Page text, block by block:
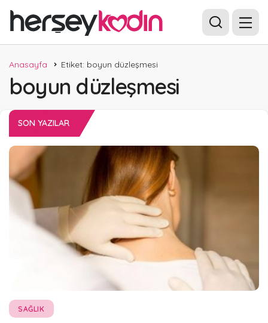
Anasayfa Etiket: boyun düzleşmesi
boyun düzleşmesi
SON YAZILAR
SAĞLIK